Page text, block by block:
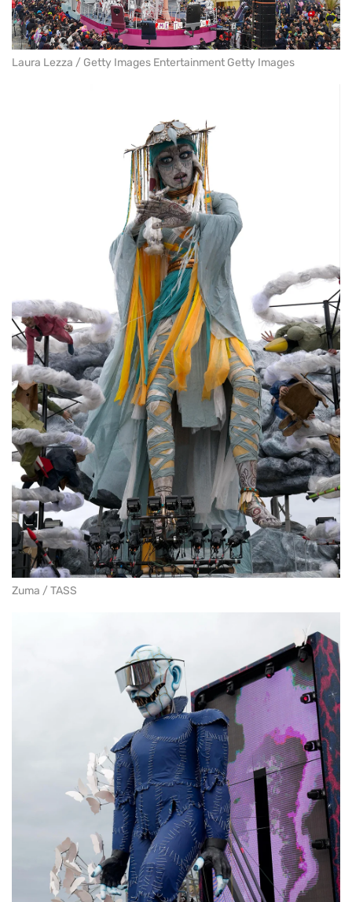
Laura Lezza / Getty Images Entertainment Getty Images
Zuma / TASS